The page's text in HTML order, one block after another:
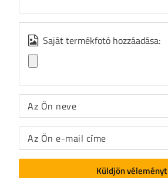
Saját termékfotó hozzáadása:
Az Ön neve
Az Ön e-mail címe
Küldjön véleményt